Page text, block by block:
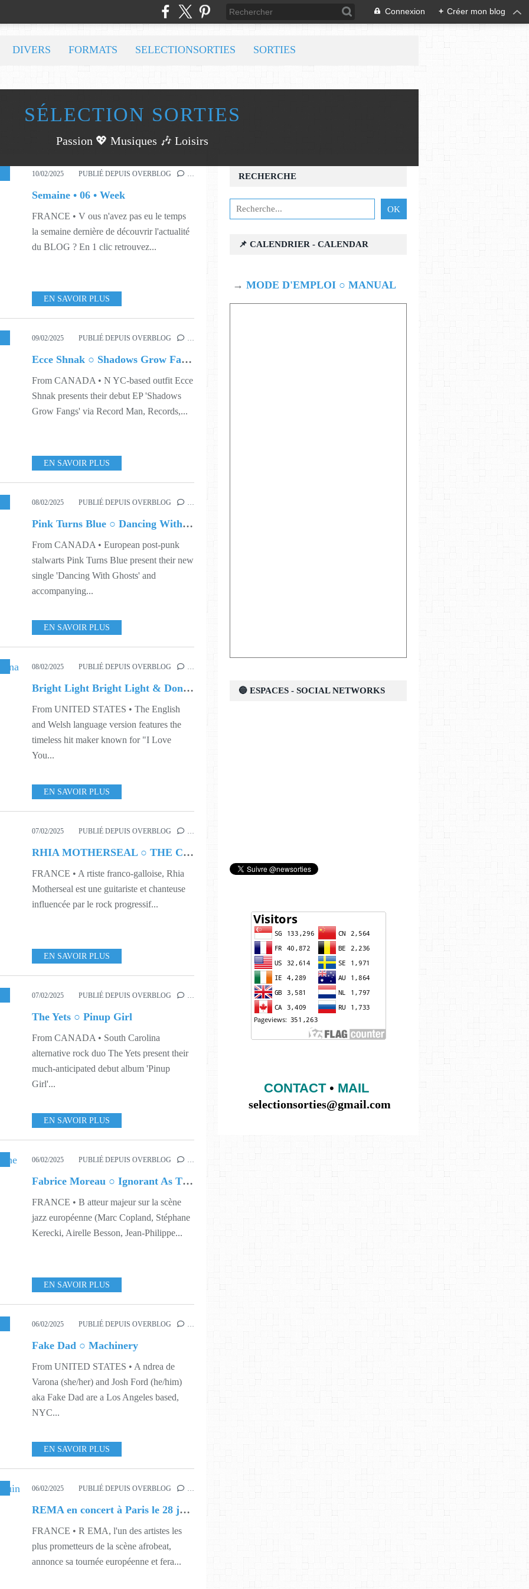
Connexion + Créer mon blog
SÉLECTION SORTIES
Passion 💖 Musiques 🎶 Loisirs
DIVERS FORMATS SELECTIONSORTIES SORTIES
MUSIQUES,506
10/02/2025 PUBLIÉ DEPUIS OVERBLOG …
Semaine • 06 • Week
FRANCE • V ous n'avez pas eu le temps
la semaine dernière de découvrir l'actualité
du BLOG ? En 1 clic retrouvez...
EN SAVOIR PLUS
,506,509
09/02/2025 PUBLIÉ DEPUIS OVERBLOG …
Ecce Shnak ○ Shadows Grow Fangs
From CANADA • N YC-based outfit Ecce
Shnak presents their debut EP 'Shadows
Grow Fangs' via Record Man, Records,...
EN SAVOIR PLUS
,506,509
08/02/2025 PUBLIÉ DEPUIS OVERBLOG …
Pink Turns Blue ○ Dancing With Ghosts
From CANADA • European post-punk
stalwarts Pink Turns Blue present their new
single 'Dancing With Ghosts' and
accompanying...
EN SAVOIR PLUS
08/02/2025 PUBLIÉ DEPUIS OVERBLOG …
Bright Light Bright Light & Donna Lewis ○ Enjoy Youth
From UNITED STATES • The English
and Welsh language version features the
timeless hit maker known for "I Love
You...
EN SAVOIR PLUS
07/02/2025 PUBLIÉ DEPUIS OVERBLOG …
RHIA MOTHERSEAL ○ THE CHARIOT
FRANCE • A rtiste franco-galloise, Rhia
Motherseal est une guitariste et chanteuse
influencée par le rock progressif...
EN SAVOIR PLUS
50607/02/2025 PUBLIÉ DEPUIS OVERBLOG …
The Yets ○ Pinup Girl
From CANADA • South Carolina
alternative rock duo The Yets present their
much-anticipated debut album 'Pinup
Girl'...
EN SAVOIR PLUS
, ,508,514 521
06/02/2025 PUBLIÉ DEPUIS OVERBLOG …
Fabrice Moreau ○ Ignorant As The Dawn
FRANCE • B atteur majeur sur la scène
jazz européenne (Marc Copland, Stéphane
Kerecki, Airelle Besson, Jean-Philippe...
EN SAVOIR PLUS
06/02/2025 PUBLIÉ DEPUIS OVERBLOG …
Fake Dad ○ Machinery
From UNITED STATES • A ndrea de
Varona (she/her) and Josh Ford (he/him)
aka Fake Dad are a Los Angeles based,
NYC...
EN SAVOIR PLUS
506,507 ,526
06/02/2025 PUBLIÉ DEPUIS OVERBLOG …
REMA en concert à Paris le 28 juin 2025
FRANCE • R EMA, l'un des artistes les
plus prometteurs de la scène afrobeat,
annonce sa tournée européenne et fera...
RECHERCHE
📌 CALENDRIER - CALENDAR
→ MODE D'EMPLOI ○ MANUAL
🔵 ESPACES - SOCIAL NETWORKS
CONTACT• MAIL
selectionsorties@gmail.com